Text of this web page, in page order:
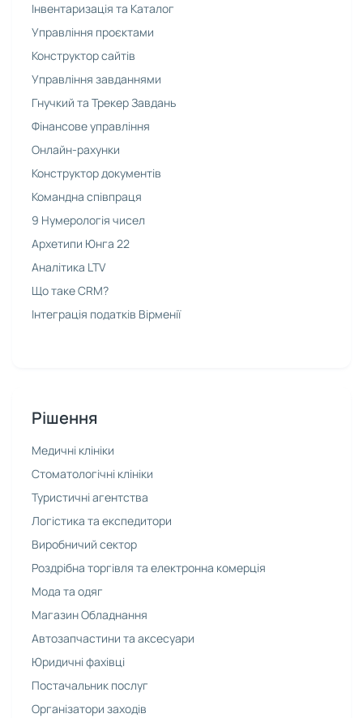
Інвентаризація та Каталог
Управління проєктами
Конструктор сайтів
Управління завданнями
Гнучкий та Трекер Завдань
Фінансове управління
Онлайн-рахунки
Конструктор документів
Командна співпраця
9 Нумерологія чисел
Архетипи Юнга 22
Аналітика LTV
Що таке CRM?
Інтеграція податків Вірменії
Рішення
Медичні клініки
Стоматологічні клініки
Туристичні агентства
Логістика та експедитори
Виробничий сектор
Роздрібна торгівля та електронна комерція
Мода та одяг
Магазин Обладнання
Автозапчастини та аксесуари
Юридичні фахівці
Постачальник послуг
Організатори заходів